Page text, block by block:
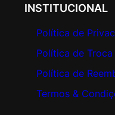
INSTITUCIONAL
Política de
Política de
Política de
Termos &